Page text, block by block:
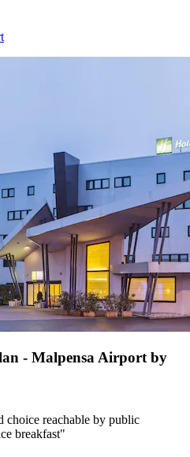
- Malpensa Airport by
choice reachable by public
breakfast"